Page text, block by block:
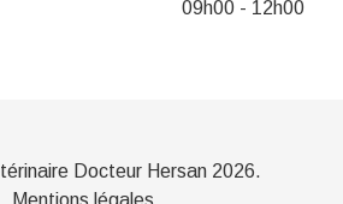
09h00 - 12h00
Docteur Hersan 2026.
Mentions légales